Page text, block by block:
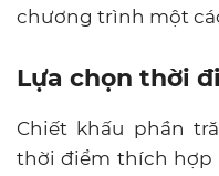
chương trình một
Lựa chọn thời
Chiết khấu phần
thời điểm thích hợp